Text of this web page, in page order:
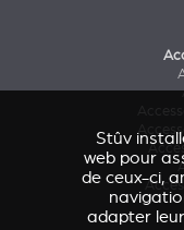
Stûv
web pour
de ceux-ci,
adapter